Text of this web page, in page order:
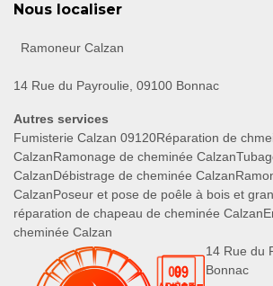
Nous localiser
Ramoneur Calzan
14 Rue du Payroulie, 09100 Bonnac
Autres services
Fumisterie Calzan 09120Réparation de
CalzanRamonage de cheminée Calzan
CalzanDébistrage de cheminée Calzan
CalzanPoseur et pose de poêle à bois et
réparation de chapeau de cheminée Calzan
cheminée Calzan
14 Rue du
Bonnac